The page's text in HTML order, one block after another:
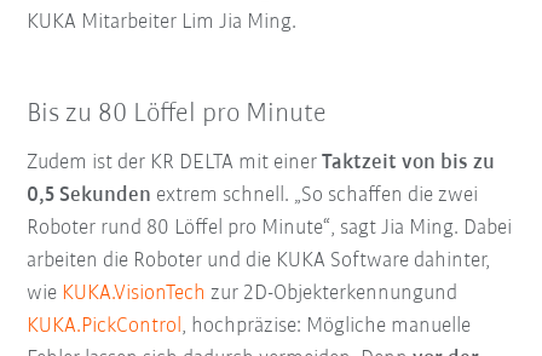
KUKA Mitarbeiter Lim Jia Ming.
Bis zu 80 Löffel pro Minute
Zudem ist der KR DELTA mit einerTaktzeit von bis zu
0,5 Sekunden extrem schnell. „So schaffen die zwei
Roboter rund 80 Löffel pro Minute“, sagt Jia Ming. Dabei
arbeiten die Roboter und die KUKA Software dahinter,
wie KUKA.VisionTechzur 2D-Objekterkennungund
KUKA.PickControl, hochpräzise: Mögliche manuelle